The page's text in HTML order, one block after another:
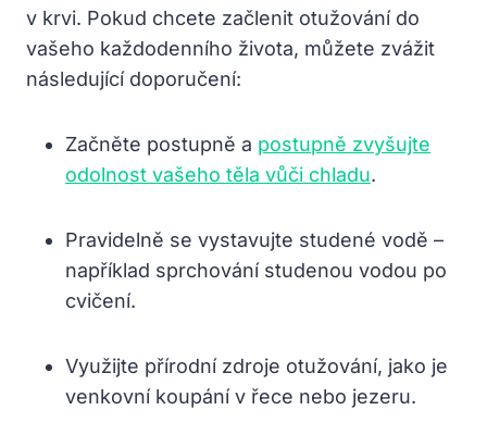
v krvi. Pokud chcete začlenit otužování do
vašeho každodenního života, můžete zvážit
následující doporučení:
Začněte postupně a postupně zvyšujte
odolnost vašeho těla vůči chladu.
Pravidelně se vystavujte studené vodě –
například sprchování studenou vodou po
cvičení.
Využijte přírodní zdroje otužování, jako je
venkovní koupání v řece nebo jezeru.